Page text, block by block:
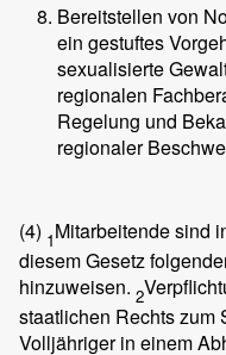
Bereitstellen von
ein gestuftes
sexualisierte
regionalen
Regelung und
regionaler
(4) 1Mitarbeitende sind
diesem Gesetz
hinzuweisen. 2
staatlichen Rechts zum
Volljähriger in einem